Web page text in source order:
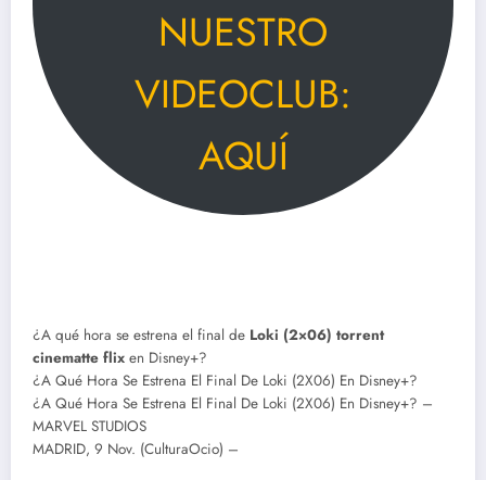
NUESTRO
VIDEOCLUB:
AQUÍ
¿A qué hora se estrena el final de Loki (2×06) torrent
cinematte flix en Disney+?
¿A Qué Hora Se Estrena El Final De Loki (2X06) En Disney+?
¿A Qué Hora Se Estrena El Final De Loki (2X06) En Disney+? –
MARVEL STUDIOS
MADRID, 9 Nov. (CulturaOcio) –